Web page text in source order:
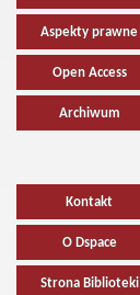
Aspekty prawne
Open Access
Archiwum
Kontakt
O Dspace
Strona Biblioteki